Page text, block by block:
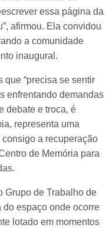
essa página da
afirmou. Ela convidou
a comunidade
inaugural.
que “precisa se sentir
enfrentando demandas
debate e troca, é
representa uma
a recuperação
de Memória para
Grupo de Trabalho de
espaço onde ocorre
lotado em momentos